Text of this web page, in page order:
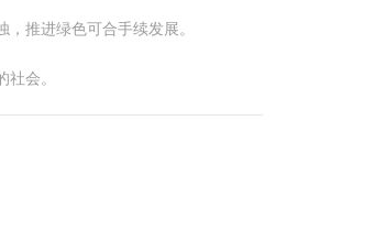
推进绿色可合手续发展。
会。